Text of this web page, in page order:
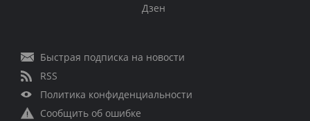
Дзен
Быстрая подписка на новости
RSS
Политика конфиденциальности
Сообщить об ошибке